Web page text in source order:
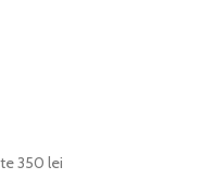
350 lei